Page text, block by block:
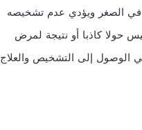
في الصغر ويؤدي عدم تشخيصه
حولا كاذبا أو نتيجة لمرض
الوصول إلى التشخيص والعلاج